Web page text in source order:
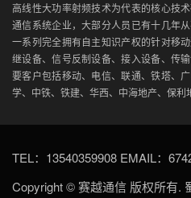
高线性大功率射频技术为代表的核心技
通信系统企业，大部分人员已有十几年
一系列完全拥有自主知识产权的针对移
继设备、信号反制设备、接入设备、传
要客户包括移动、电信、联通、铁塔、
学、中铁、铁建、华西、中海地产、保利
TEL：13540359908 EMAIL：
Copyright © 赛越通信 版权所有.